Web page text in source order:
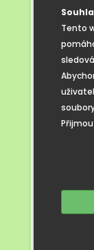
Tento
svých
v nose
Hravé
i pobavily.